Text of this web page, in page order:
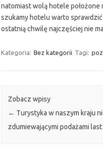
natomiast wolą hotele położone
szukamy hotelu warto
ostatnią chwilę najczęściej nie
Kategoria: Bez kategorii Tagi:
Zobacz wpisy
← Turystyka w naszym kraju
zdumiewającymi podażami